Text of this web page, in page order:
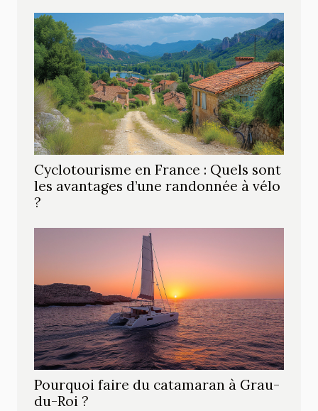
Cyclotourisme en France : Quels sont
les avantages d’une randonnée à vélo
?
Pourquoi faire du catamaran à Grau-
du-Roi ?